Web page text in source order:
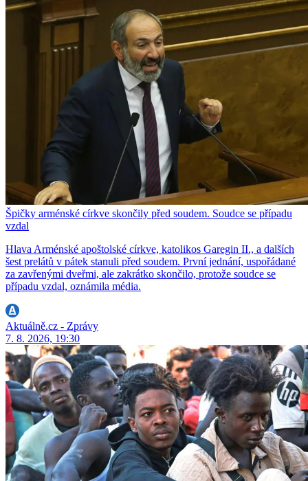
Špičky arménské církve skončily před soudem. Soudce se případu
vzdal
Hlava Arménské apoštolské církve, katolikos Garegin II., a dalších
šest prelátů v pátek stanuli před soudem. První jednání, uspořádané
za zavřenými dveřmi, ale zakrátko skončilo, protože soudce se
případu vzdal, oznámila média.
Aktuálně.cz - Zprávy
7. 8. 2026, 19:30